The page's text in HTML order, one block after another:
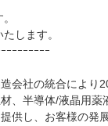
します。
ｰｰｰｰｰｰｰｰ
会社の統合により
、半導体/液晶用
供し、お客様の発